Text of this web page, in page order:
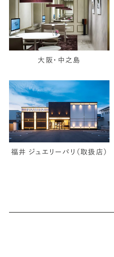
大阪・中之島
福井 ジュエリーパリ（取扱店）